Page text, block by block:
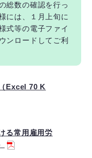
総数の確認を行っ
には、１月上旬に
式等の電子ファイ
ンロードしてご利
Excel 70 K
る常用雇用労